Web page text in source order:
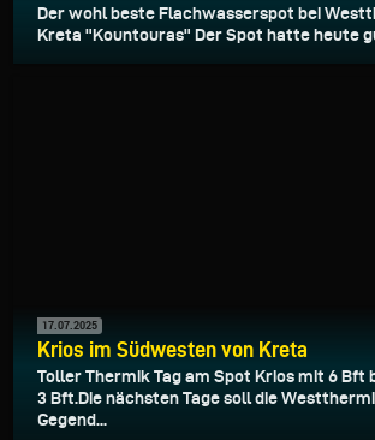
Der wohl beste Flachwasserspot bei
Kreta "Kountouras" Der Spot hatte heute
17.07.2025
Krios im Südwesten von Kreta
Toller Thermik Tag am Spot Krios mit 6 Bft
3 Bft.Die nächsten Tage soll die
Gegend...